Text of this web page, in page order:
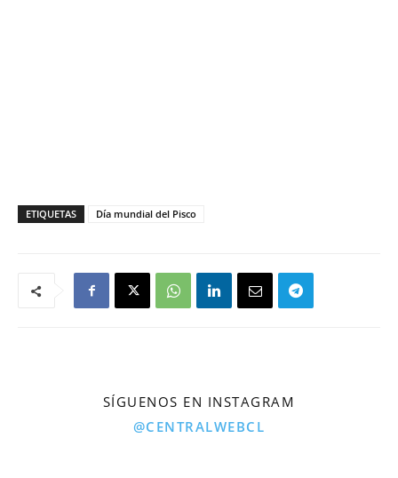
ETIQUETAS Día mundial del Pisco
SÍGUENOS EN INSTAGRAM
@CENTRALWEBCL